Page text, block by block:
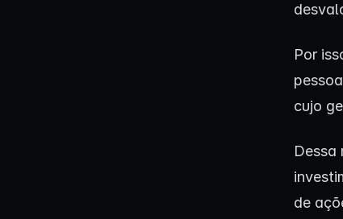
Por
cujo
Dessa
de